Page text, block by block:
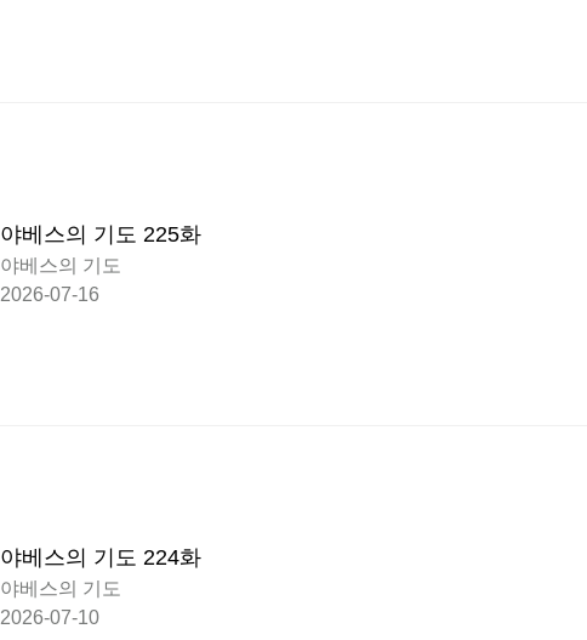
야베스의 기도 225화
야베스의 기도
2026-07-16
야베스의 기도 224화
야베스의 기도
2026-07-10